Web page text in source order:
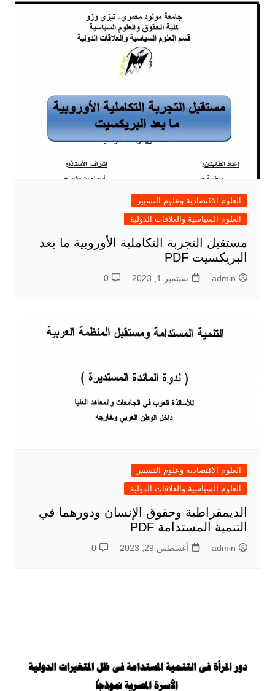
العلوم الاقتصادية وعلوم التسيير
العلوم السياسية والعلاقات الدولية
مستقبل التجربة التكاملية الأوروبية ما بعد
البريكسيت PDF
admin سبتمبر 1, 2023 0
العلوم الاقتصادية وعلوم التسيير
العلوم السياسية والعلاقات الدولية
الديمقراطية وحقوق الإنسان ودورهما في
التنمية المستدامة PDF
admin أغسطس 29, 2023 0